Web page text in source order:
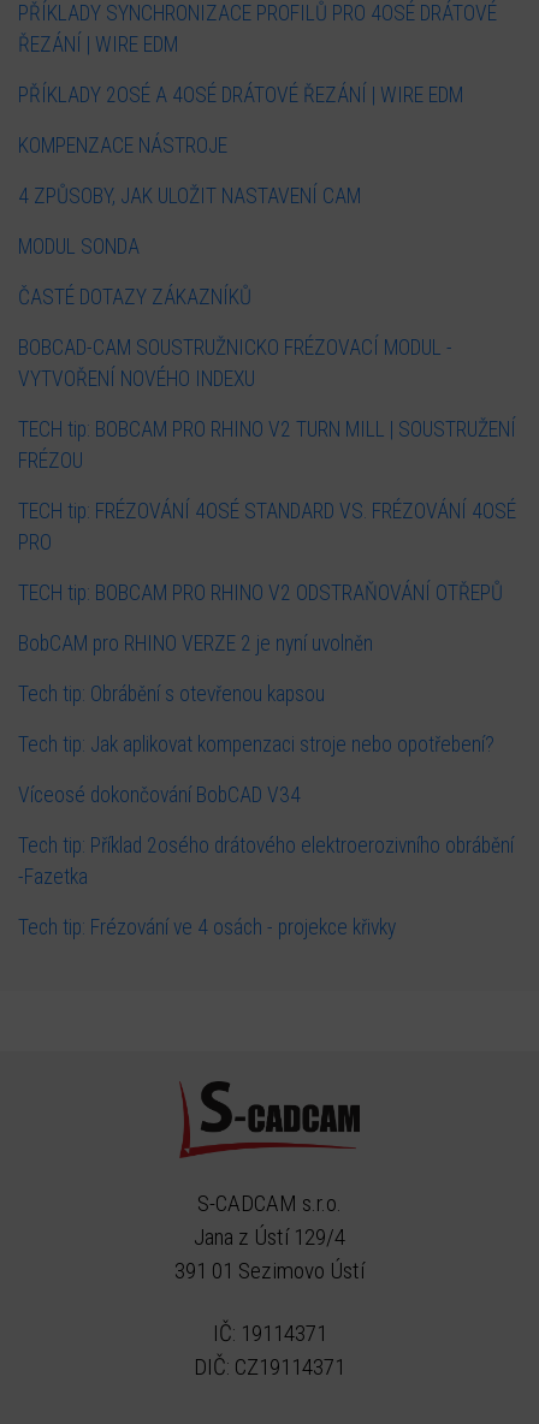
PŘÍKLADY SYNCHRONIZACE PROFILŮ PRO 4OSÉ DRÁTOVÉ
ŘEZÁNÍ | WIRE EDM
PŘÍKLADY 2OSÉ A 4OSÉ DRÁTOVÉ ŘEZÁNÍ | WIRE EDM
KOMPENZACE NÁSTROJE
4 ZPŮSOBY, JAK ULOŽIT NASTAVENÍ CAM
MODUL SONDA
ČASTÉ DOTAZY ZÁKAZNÍKŮ
BOBCAD-CAM SOUSTRUŽNICKO FRÉZOVACÍ MODUL -
VYTVOŘENÍ NOVÉHO INDEXU
TECH tip: BOBCAM PRO RHINO V2 TURN MILL | SOUSTRUŽENÍ
FRÉZOU
TECH tip: FRÉZOVÁNÍ 4OSÉ STANDARD VS. FRÉZOVÁNÍ 4OSÉ
PRO
TECH tip: BOBCAM PRO RHINO V2 ODSTRAŇOVÁNÍ OTŘEPŮ
BobCAM pro RHINO VERZE 2 je nyní uvolněn
Tech tip: Obrábění s otevřenou kapsou
Tech tip: Jak aplikovat kompenzaci stroje nebo opotřebení?
Víceosé dokončování BobCAD V34
Tech tip: Příklad 2osého drátového elektroerozivního obrábění
-Fazetka
Tech tip: Frézování ve 4 osách - projekce křivky
S-CADCAM s.r.o.
Jana z Ústí 129/4
391 01 Sezimovo Ústí
IČ: 19114371
DIČ: CZ19114371